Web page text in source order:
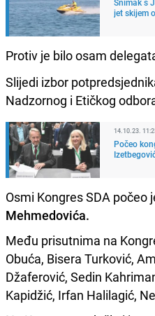
jet skijem
Protiv je bilo osam
Slijedi izbor
Nadzornog i Etičkog
14.10.23.
Počeo
Osmi Kongres SDA počeo
Mehmedovića.
Među prisutnima na
Obuća, Bisera Turković,
Džaferović, Sedin
Kapidžić, Irfan Halilagić,